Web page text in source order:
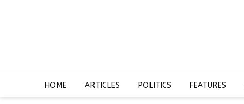
HOME ARTICLES POLITICS FEATURES